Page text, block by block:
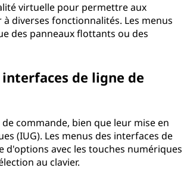
virtuelle pour permettre aux
diverses fonctionnalités. Les menus
des panneaux flottants ou des
de ligne de
commande, bien que leur mise en
(IUG). Les menus des interfaces de
avec les touches numériques
au clavier.